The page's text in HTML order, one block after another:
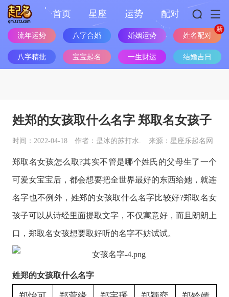
首页 星座 运势 配对
流年运势 八字合婚 婚姻运势 姓名配对
八字精批 宝宝起名 一生财运 结婚吉日
姓郑的女孩取什么名字 郑取名女孩子
时间：2022-04-18 作者：是冰的苏打水. 来源：星座乐起名网
郑取名女孩怎么取?其实不管是哪个姓氏的父母生了一个
可爱女宝宝后，都会想要把全世界最好的东西给她，就连
名字也不例外，姓郑的女孩取什么名字比较好?郑取名女
孩子可以从诗经里面提取文字，不仅寓意好，而且朗朗上
口，郑取名女孩想要取好听的名字不妨试试。
姓郑的女孩取什么名字